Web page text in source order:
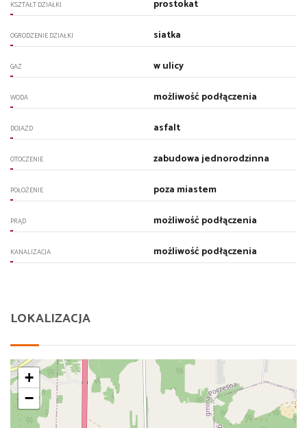
KSZTAŁT DZIAŁKI prostokat
OGRODZENIE DZIAŁKI siatka
GAZ w ulicy
WODA możliwość podłączenia
DOJAZD asfalt
OTOCZENIE zabudowa jednorodzinna
POŁOŻENIE poza miastem
PRĄD możliwość podłączenia
KANALIZACJA możliwość podłączenia
LOKALIZACJA
+
−